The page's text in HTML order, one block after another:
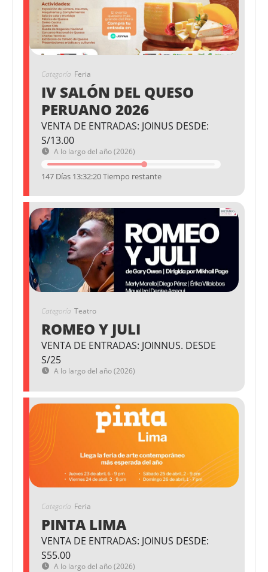
Categoría Feria
IV SALÓN DEL QUESO
PERUANO 2026
VENTA DE ENTRADAS: JOINUS DESDE:
S/13.00
A lo largo del año (2026)
147 Días 13:32:20 Tiempo restante
Categoría Teatro
ROMEO Y JULI
VENTA DE ENTRADAS: JOINNUS. DESDE
S/25
A lo largo del año (2026)
Categoría Feria
PINTA LIMA
VENTA DE ENTRADAS: JOINUS DESDE:
S55.00
A lo largo del año (2026)